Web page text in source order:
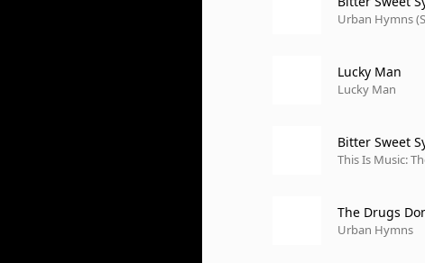
Urban Hymns
Lucky Man
Lucky Man
Bitter Sweet
This Is Music:
The Drugs
Urban Hymns